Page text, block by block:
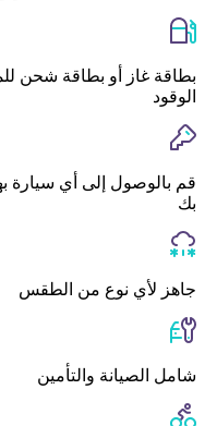
بطاقة غاز أو بطاقة شحن
الوقود
قم بالوصول إلى أي سيارة
بك
جاهز لأي نوع من الطقس
شامل الصيانة والتأمين